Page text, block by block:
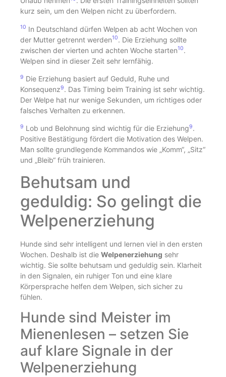
kurz sein, um den Welpen nicht zu überfordern.
10 In Deutschland dürfen Welpen ab acht Wochen von
der Mutter getrennt werden10. Die Erziehung sollte
zwischen der vierten und achten Woche starten10.
Welpen sind in dieser Zeit sehr lernfähig.
9 Die Erziehung basiert auf Geduld, Ruhe und
Konsequenz9. Das Timing beim Training ist sehr wichtig.
Der Welpe hat nur wenige Sekunden, um richtiges oder
falsches Verhalten zu erkennen.
9 Lob und Belohnung sind wichtig für die Erziehung9.
Positive Bestätigung fördert die Motivation des Welpen.
Man sollte grundlegende Kommandos wie „Komm“, „Sitz“
und „Bleib“ früh trainieren.
Behutsam und
geduldig: So gelingt die
Welpenerziehung
Hunde sind sehr intelligent und lernen viel in den ersten
Wochen. Deshalb ist die Welpenerziehung sehr
wichtig. Sie sollte behutsam und geduldig sein. Klarheit
in den Signalen, ein ruhiger Ton und eine klare
Körpersprache helfen dem Welpen, sich sicher zu
fühlen.
Hunde sind Meister im
Mienenlesen – setzen Sie
auf klare Signale in der
Welpenerziehung